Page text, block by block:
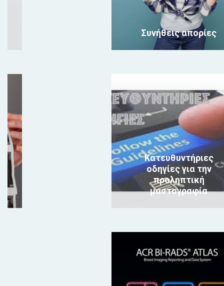
Συνήθεις απορίες
Κατευθυντήριες
οδηγίες για την
προληπτική
μαστογραφία